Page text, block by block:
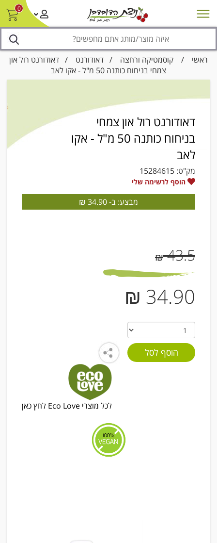
0
מבצעים סניפים צור קשר/ביטול הזמנה
ראשי / קוסמטיקה ורחצה / דאודורנט / דאודורנט רול און
צמחי בניחוח כותנה 50 מ"ל - אקו לאב
דאודורנט רול און צמחי
בניחוח כותנה 50 מ"ל - אקו
לאב
מק"ט: 15284615
הוסף לרשימה שלי
מבצע: ב- 34.90 ₪
43.5
₪
34.90 ₪
לכל מוצרי Eco Love לחץ כאן